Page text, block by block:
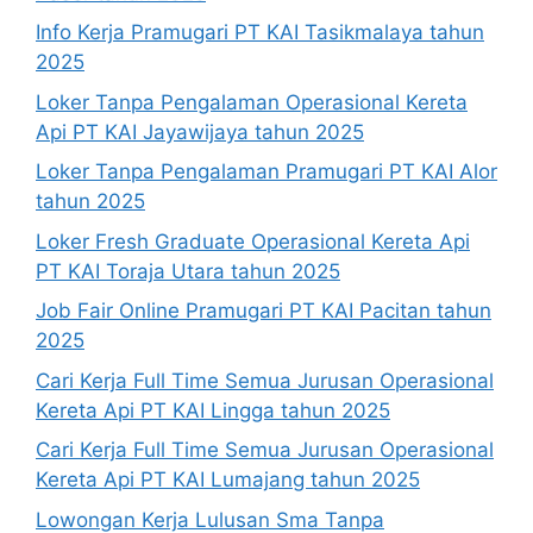
Info Kerja Pramugari PT KAI Tasikmalaya tahun
2025
Loker Tanpa Pengalaman Operasional Kereta
Api PT KAI Jayawijaya tahun 2025
Loker Tanpa Pengalaman Pramugari PT KAI Alor
tahun 2025
Loker Fresh Graduate Operasional Kereta Api
PT KAI Toraja Utara tahun 2025
Job Fair Online Pramugari PT KAI Pacitan tahun
2025
Cari Kerja Full Time Semua Jurusan Operasional
Kereta Api PT KAI Lingga tahun 2025
Cari Kerja Full Time Semua Jurusan Operasional
Kereta Api PT KAI Lumajang tahun 2025
Lowongan Kerja Lulusan Sma Tanpa